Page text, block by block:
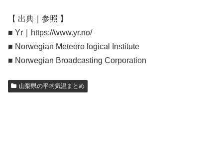
【 出典｜参照 】
■ Yr｜https://www.yr.no/
■ Norwegian Meteoro logical Institute
■ Norwegian Broadcasting Corporation
山梨県の平均気温まとめ